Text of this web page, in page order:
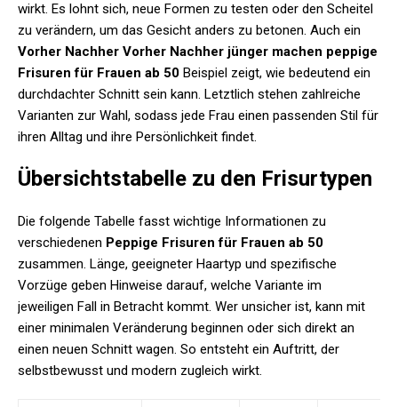
wirkt. Es lohnt sich, neue Formen zu testen oder den Scheitel
zu verändern, um das Gesicht anders zu betonen. Auch ein
Vorher Nachher Vorher Nachher jünger machen peppige
Frisuren für Frauen ab 50 Beispiel zeigt, wie bedeutend ein
durchdachter Schnitt sein kann. Letztlich stehen zahlreiche
Varianten zur Wahl, sodass jede Frau einen passenden Stil für
ihren Alltag und ihre Persönlichkeit findet.
Übersichtstabelle zu den Frisurtypen
Die folgende Tabelle fasst wichtige Informationen zu
verschiedenen Peppige Frisuren für Frauen ab 50
zusammen. Länge, geeigneter Haartyp und spezifische
Vorzüge geben Hinweise darauf, welche Variante im
jeweiligen Fall in Betracht kommt. Wer unsicher ist, kann mit
einer minimalen Veränderung beginnen oder sich direkt an
einen neuen Schnitt wagen. So entsteht ein Auftritt, der
selbstbewusst und modern zugleich wirkt.